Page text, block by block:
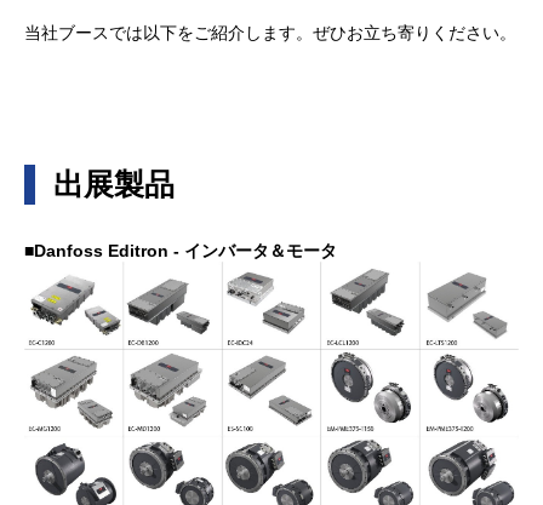
当社ブースでは以下をご紹介します。ぜひお立ち寄りください。
出展製品
■Danfoss Editron - インバータ＆モータ